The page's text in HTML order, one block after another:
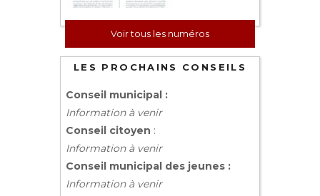
Voir tous les numéros
LES PROCHAINS CONSEILS
Conseil municipal :
Information à venir
Conseil citoyen :
Information à venir
Conseil municipal des jeunes :
Information à venir